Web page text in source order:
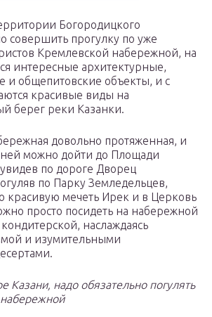
Богородицкого
совершить прогулку по уже
Кремлевской набережной, на
интересные архитектурные,
и общепитовские объекты, и с
красивые виды на
берег реки Казанки.
довольно протяженная, и
можно дойти до Площади
по дороге Дворец
по Парку Земледельцев,
красивую мечеть Ирек и в Церковь
просто посидеть на набережной
наслаждаясь
и изумительными
Казани, надо обязательно погулять